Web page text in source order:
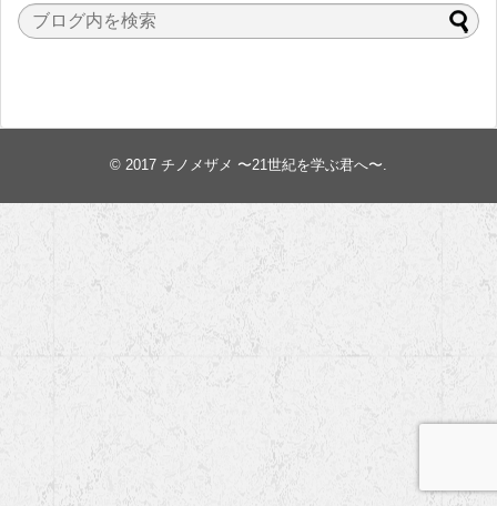
© 2017 チノメザメ 〜21世紀を学ぶ君へ〜